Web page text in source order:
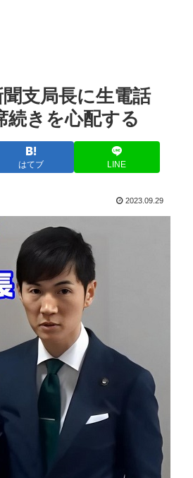
支局長に生電話
続きを心配する
はてブ LINE
2023.09.29